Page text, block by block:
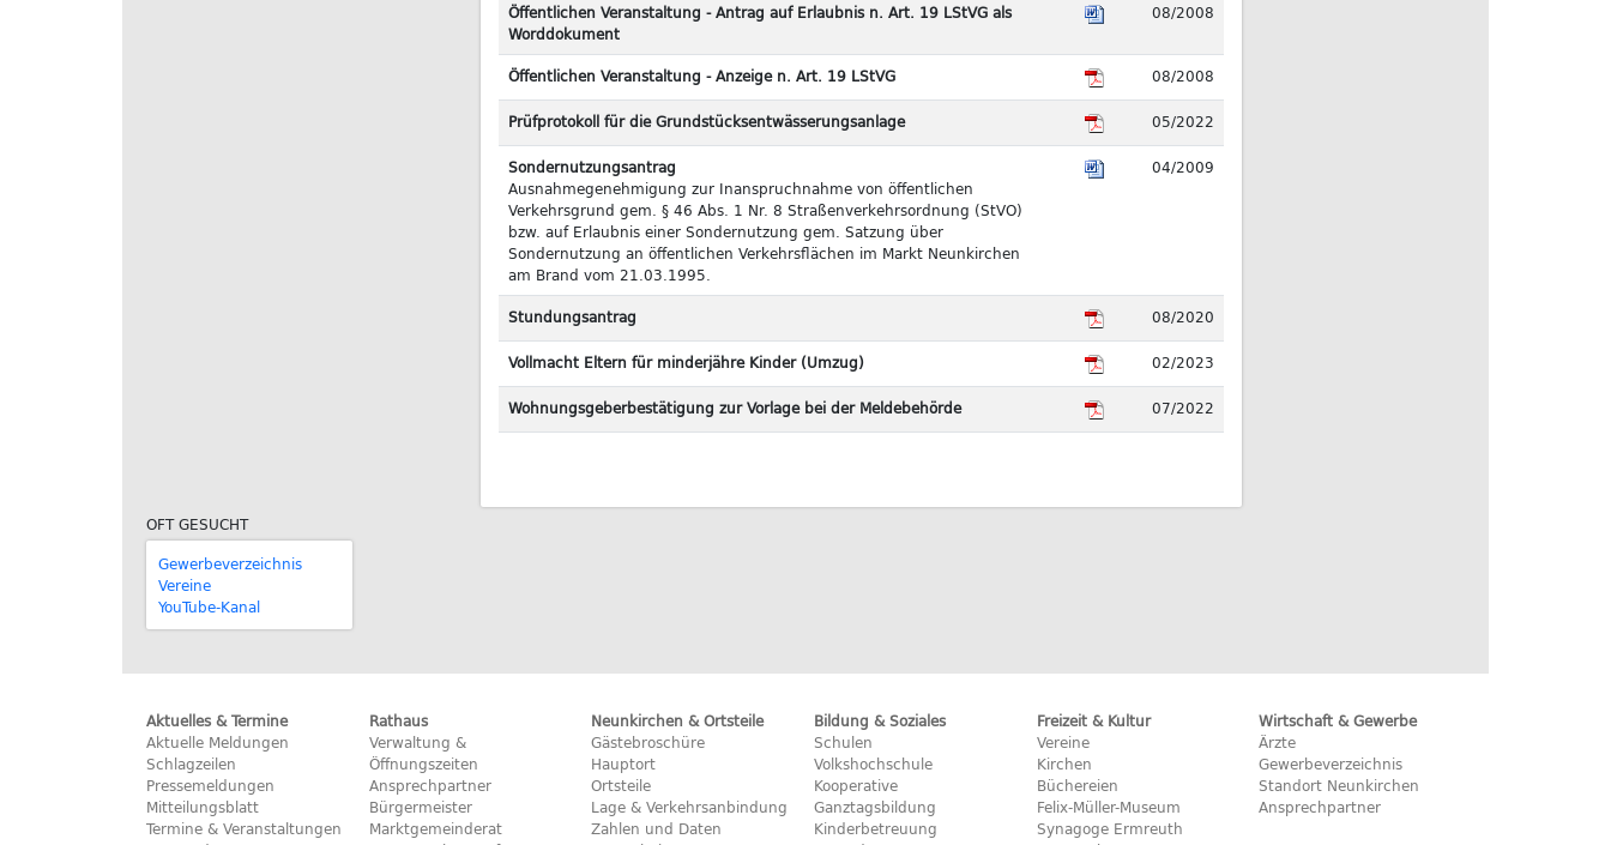
Öffentlichen Veranstaltung - Antrag auf Erlaubnis n. Art. 19 LStVG als
Worddokument
08/2008
Öffentlichen Veranstaltung - Anzeige n. Art. 19 LStVG 08/2008
Prüfprotokoll für die Grundstücksentwässerungsanlage 05/2022
Sondernutzungsantrag
Ausnahmegenehmigung zur Inanspruchnahme von öffentlichen
Verkehrsgrund gem. § 46 Abs. 1 Nr. 8 Straßenverkehrsordnung (StVO)
bzw. auf Erlaubnis einer Sondernutzung gem. Satzung über
Sondernutzung an öffentlichen Verkehrsflächen im Markt Neunkirchen
am Brand vom 21.03.1995.
04/2009
Stundungsantrag 08/2020
Vollmacht Eltern für minderjähre Kinder (Umzug) 02/2023
Wohnungsgeberbestätigung zur Vorlage bei der Meldebehörde 07/2022
OFT GESUCHT
Gewerbeverzeichnis
Vereine
YouTube-Kanal
Aktuelles & Termine
Aktuelle Meldungen
Schlagzeilen
Pressemeldungen
Mitteilungsblatt
Termine & Veranstaltungen
Rathaus
Verwaltung &
Öffnungszeiten
Ansprechpartner
Bürgermeister
Marktgemeinderat
Neunkirchen & Ortsteile
Gästebroschüre
Hauptort
Ortsteile
Lage & Verkehrsanbindung
Zahlen und Daten
Bildung & Soziales
Schulen
Volkshochschule
Kooperative
Ganztagsbildung
Kinderbetreuung
Freizeit & Kultur
Vereine
Kirchen
Büchereien
Felix-Müller-Museum
Synagoge Ermreuth
Wirtschaft & Gewerbe
Ärzte
Gewerbeverzeichnis
Standort Neunkirchen
Ansprechpartner